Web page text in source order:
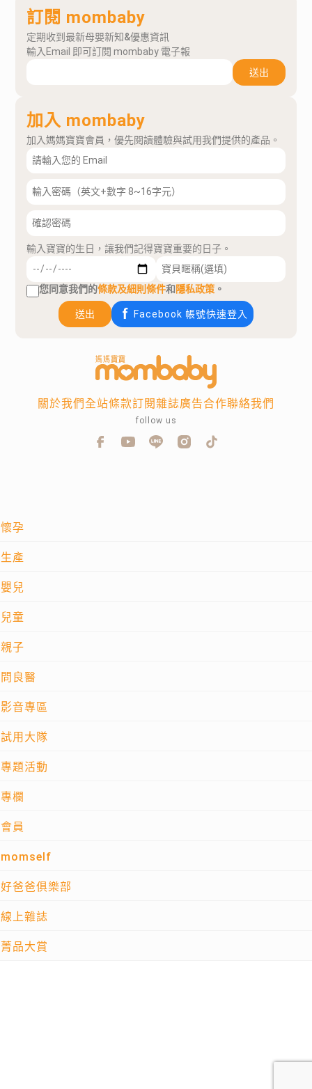
訂閱 mombaby
定期收到最新母嬰新知&優惠資訊
輸入Email 即可訂閱 mombaby 電子報
送出
加入 mombaby
加入媽媽寶寶會員，優先閱讀體驗與試用我們提供的產品。
輸入寶寶的生日，讓我們記得寶寶重要的日子。
您同意我們的條款及細則條件和隱私政策 。
送出 Facebook 帳號快速登入
懷孕
生產
嬰兒
兒童
親子
問良醫
影音專區
試用大隊
專題活動
專欄
會員
momself
好爸爸俱樂部
線上雜誌
菁品大賞
關於我們全站條款訂閱雜誌廣告合作聯絡我們
follow us